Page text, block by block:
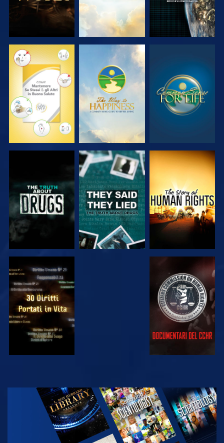
GUARDA GUARDA GUARDA
GUARDA GUARDA
GUARDA GUARDA
GUARDA
ESPLORA LE
SERIE